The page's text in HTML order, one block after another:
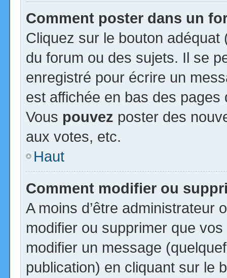
Comment poster dans un
Cliquez sur le bouton
du forum ou des sujets. Il se
enregistré pour écrire un
est affichée en bas des
Vous pouvez poster des
aux votes, etc.
Haut
Comment modifier ou
A moins d’être administrateur
modifier ou supprimer que
modifier un message
publication) en cliquant sur le